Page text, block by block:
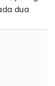
dua